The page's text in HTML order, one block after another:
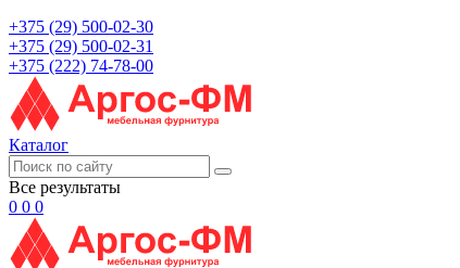
+375 (29) 500-02-30
+375 (29) 500-02-31
+375 (222) 74-78-00
Каталог
Все результаты
0 0 0